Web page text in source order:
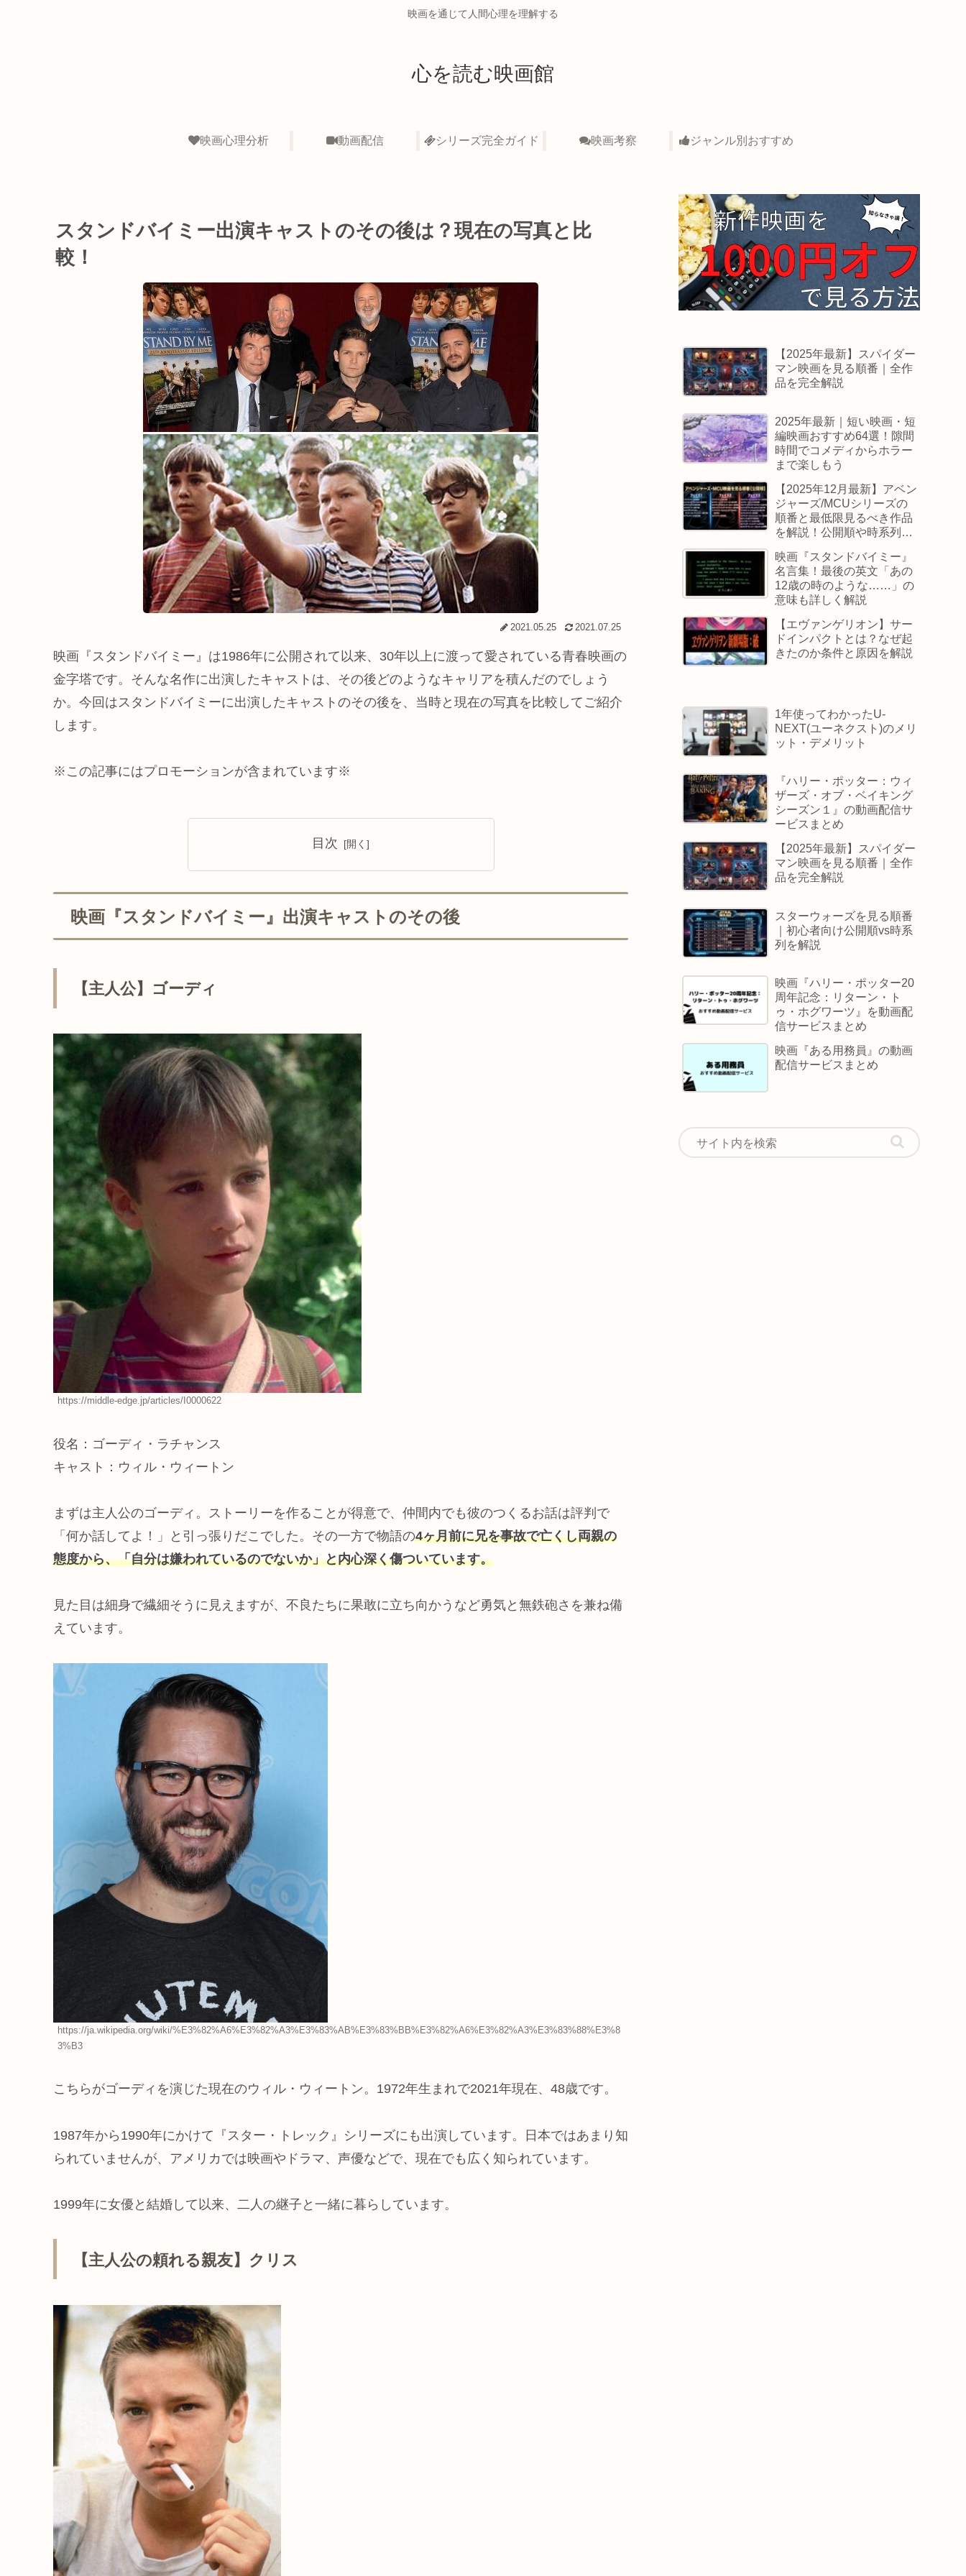
映画を通じて人間心理を理解する
心を読む映画館
映画心理分析 動画配信 シリーズ完全ガイド 映画考察 ジャンル別おすすめ
スタンドバイミー出演キャストのその後は？現在の写真と比
較！
2021.05.25 2021.07.25
映画『スタンドバイミー』は1986年に公開されて以来、30年以上に渡って愛されている青春映画の
金字塔です。そんな名作に出演したキャストは、その後どのようなキャリアを積んだのでしょう
か。今回はスタンドバイミーに出演したキャストのその後を、当時と現在の写真を比較してご紹介
します。
※この記事にはプロモーションが含まれています※
目次
映画『スタンドバイミー』出演キャストのその後
【主人公】ゴーディ
https://middle-edge.jp/articles/I0000622
役名：ゴーディ・ラチャンス
キャスト：ウィル・ウィートン
まずは主人公のゴーディ。ストーリーを作ることが得意で、仲間内でも彼のつくるお話は評判で
「何か話してよ！」と引っ張りだこでした。その一方で物語の4ヶ月前に兄を事故で亡くし両親の
態度から、「自分は嫌われているのでないか」と内心深く傷ついています。
見た目は細身で繊細そうに見えますが、不良たちに果敢に立ち向かうなど勇気と無鉄砲さを兼ね備
えています。
https://ja.wikipedia.org/wiki/%E3%82%A6%E3%82%A3%E3%83%AB%E3%83%BB%E3%82%A6%E3%82%A3%E3%83%88%E3%8
3%B3
こちらがゴーディを演じた現在のウィル・ウィートン。1972年生まれで2021年現在、48歳です。
1987年から1990年にかけて『スター・トレック』シリーズにも出演しています。日本ではあまり知
られていませんが、アメリカでは映画やドラマ、声優などで、現在でも広く知られています。
1999年に女優と結婚して以来、二人の継子と一緒に暮らしています。
【主人公の頼れる親友】クリス
【2025年最新】スパイダー
マン映画を見る順番｜全作
品を完全解説
2025年最新｜短い映画・短
編映画おすすめ64選！隙間
時間でコメディからホラー
まで楽しもう
【2025年12月最新】アベン
ジャーズ/MCUシリーズの
順番と最低限見るべき作品
を解説！公開順や時系列順
映画『スタンドバイミー』
名言集！最後の英文「あの
12歳の時のような……」の
意味も詳しく解説
【エヴァンゲリオン】サー
ドインパクトとは？なぜ起
きたのか条件と原因を解説
1年使ってわかったU-
NEXT(ユーネクスト)のメリ
ット・デメリット
『ハリー・ポッター：ウィ
ザーズ・オブ・ベイキング
シーズン１』の動画配信サ
ービスまとめ
【2025年最新】スパイダー
マン映画を見る順番｜全作
品を完全解説
スターウォーズを見る順番
｜初心者向け公開順vs時系
列を解説
映画『ハリー・ポッター20
周年記念：リターン・ト
ゥ・ホグワーツ』を動画配
信サービスまとめ
映画『ある用務員』の動画
配信サービスまとめ